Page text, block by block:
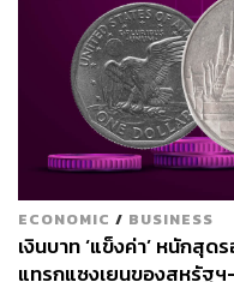
ECONOMIC / BUSINESS
เงินบาท ‘แข็งค่า’ หนักสุ
แทรกแซงเยนของสหรั